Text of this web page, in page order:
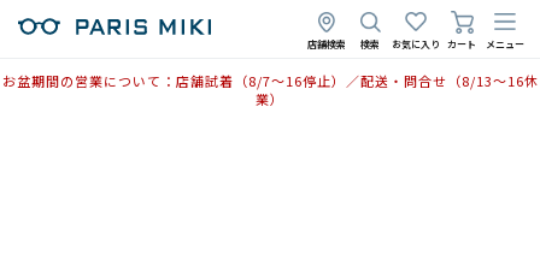
店舗検索 検索 お気に入り カート メニュー
お盆期間の営業について：店舗試着（8/7〜16停止）／配送・問合せ（8/13〜16休
業）